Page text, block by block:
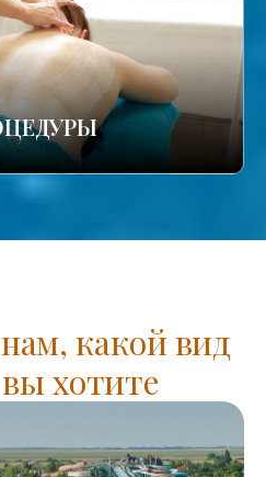
какой вид
хотите